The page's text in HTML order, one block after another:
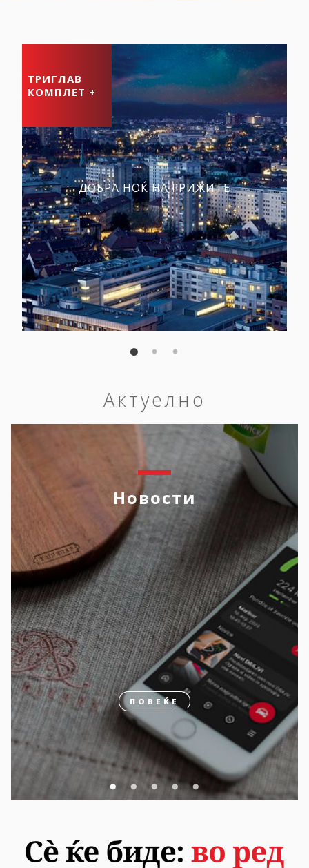
ТРИГЛАВ
КОМПЛЕТ +
ДОБРА НОЌ НА ГРИЖИТЕ
Актуелно
Новости
ПОВЕЌЕ